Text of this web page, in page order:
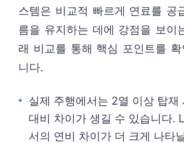
스템은 비교적 빠르게 연료를 공
름을 유지하는 데에 강점을 보이
래 비교를 통해 핵심 포인트를
니다.
실제 주행에서는 2열 이상 탑재
대비 차이가 생길 수 있습니다.
서의 연비 차이가 더 크게 나타